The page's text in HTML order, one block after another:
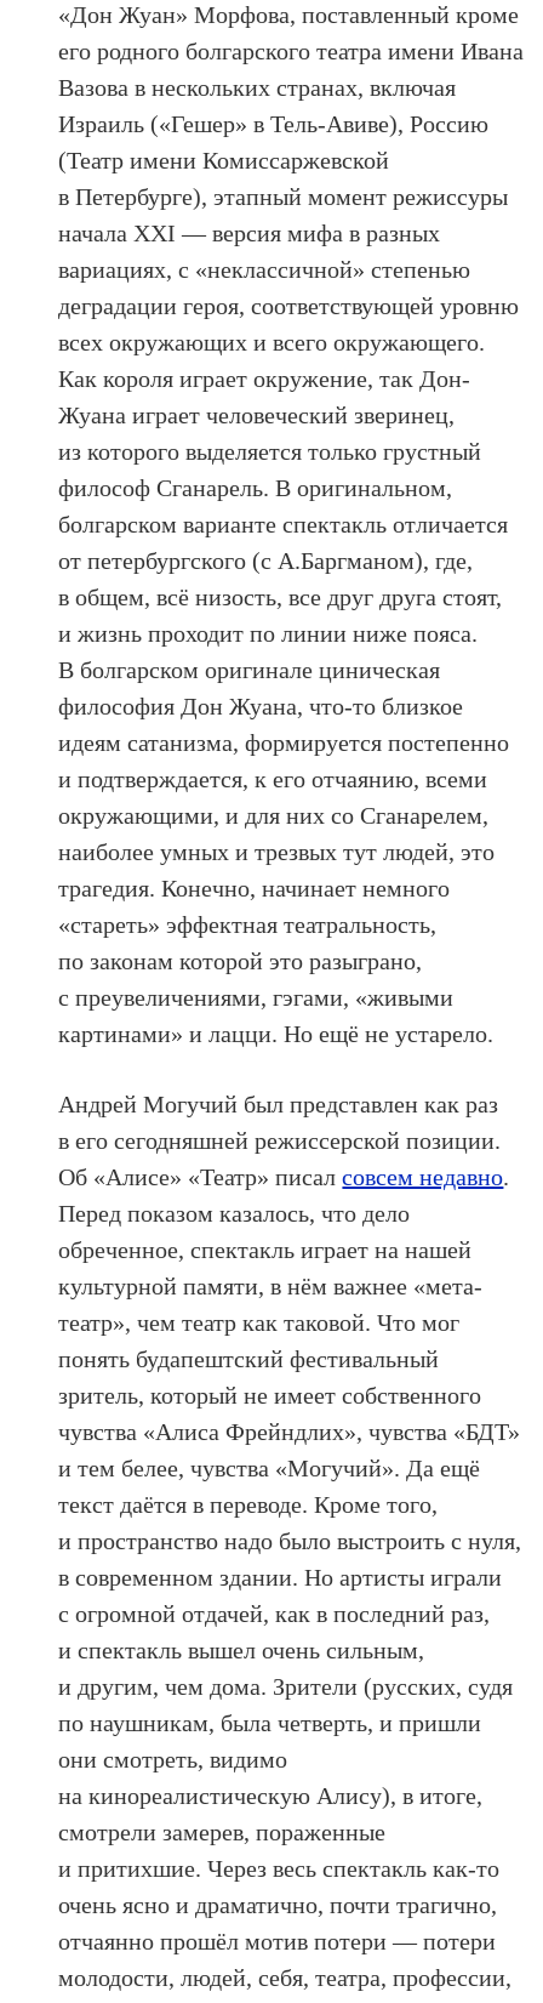
«Дон Жуан» Морфова, поставленный кроме
его родного болгарского театра имени Ивана
Вазова в нескольких странах, включая
Израиль («Гешер» в Тель-Авиве), Россию
(Театр имени Комиссаржевской
в Петербурге), этапный момент режиссуры
начала ХХI — версия мифа в разных
вариациях, с «неклассичной» степенью
деградации героя, соответствующей уровню
всех окружающих и всего окружающего.
Как короля играет окружение, так Дон-
Жуана играет человеческий зверинец,
из которого выделяется только грустный
философ Сганарель. В оригинальном,
болгарском варианте спектакль отличается
от петербургского (с А.Баргманом), где,
в общем, всё низость, все друг друга стоят,
и жизнь проходит по линии ниже пояса.
В болгарском оригинале циническая
философия Дон Жуана, что-то близкое
идеям сатанизма, формируется постепенно
и подтверждается, к его отчаянию, всеми
окружающими, и для них со Сганарелем,
наиболее умных и трезвых тут людей, это
трагедия. Конечно, начинает немного
«стареть» эффектная театральность,
по законам которой это разыграно,
с преувеличениями, гэгами, «живыми
картинами» и лацци. Но ещё не устарело.
Андрей Могучий был представлен как раз
в его сегодняшней режиссерской позиции.
Об «Алисе» «Театр» писалсовсем недавно.
Перед показом казалось, что дело
обреченное, спектакль играет на нашей
культурной памяти, в нём важнее «мета-
театр», чем театр как таковой. Что мог
понять будапештский фестивальный
зритель, который не имеет собственного
чувства «Алиса Фрейндлих», чувства «БДТ»
и тем белее, чувства «Могучий». Да ещё
текст даётся в переводе. Кроме того,
и пространство надо было выстроить с нуля,
в современном здании. Но артисты играли
с огромной отдачей, как в последний раз,
и спектакль вышел очень сильным,
и другим, чем дома. Зрители (русских, судя
по наушникам, была четверть, и пришли
они смотреть, видимо
на кинореалистическую Алису), в итоге,
смотрели замерев, пораженные
и притихшие. Через весь спектакль как-то
очень ясно и драматично, почти трагично,
отчаянно прошёл мотив потери — потери
молодости, людей, себя, театра, профессии,